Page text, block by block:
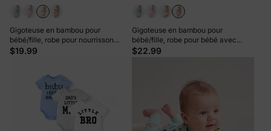
Gigoteuse en bambou pour
bébé/fille, robe pour nourrisson
avec bandeau, abricot
$19.99
Gigoteuse en bambou pour
bébé/fille, robe pour bébé avec
bandeau, bloc de couleur
$22.99